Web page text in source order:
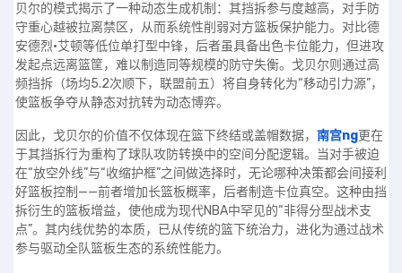
贝尔的模式揭示了一种动态生成机制：其挡拆参与度越高，对手防
守重心越被拉离禁区，从而系统性削弱对方篮板保护能力。对比德
安德烈·艾顿等低位单打型中锋，后者虽具备出色卡位能力，但进攻
发起点远离篮筐，难以制造同等规模的防守失衡。戈贝尔则通过高
频挡拆（场均5.2次顺下，联盟前五）将自身转化为“移动引力源”，
使篮板争夺从静态对抗转为动态博弈。
因此，戈贝尔的价值不仅体现在篮下终结或盖帽数据， 南宫ng更在
于其挡拆行为重构了球队攻防转换中的空间分配逻辑。当对手被迫
在“放空外线”与“收缩护框”之间做选择时，无论哪种决策都会间接利
好篮板控制——前者增加长篮板概率，后者制造卡位真空。这种由挡
拆衍生的篮板增益，使他成为现代NBA中罕见的“非得分型战术支
点”。其内线优势的本质，已从传统的篮下统治力，进化为通过战术
参与驱动全队篮板生态的系统性能力。